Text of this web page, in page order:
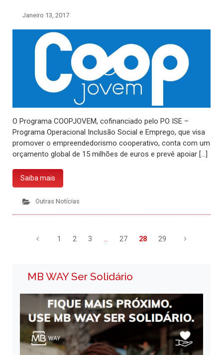
Janeiro 13, 2017
O Programa COOPJOVEM, cofinanciado pelo PO ISE –
Programa Operacional Inclusão Social e Emprego, que visa
promover o empreendedorismo cooperativo, conta com um
orçamento global de 15 milhões de euros e prevê apoiar […]
Saiba mais
Outras Notícias
1 2 3 … 27 28 29
MB WAY Ser Solidário